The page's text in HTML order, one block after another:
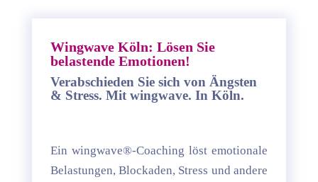
Wingwave Köln: Lösen Sie
belastende Emotionen!
Verabschieden Sie sich von Ängsten
& Stress. Mit wingwave. In Köln.
Ein wingwave®-Coaching löst emotionale
Belastungen, Blockaden, Stress und andere